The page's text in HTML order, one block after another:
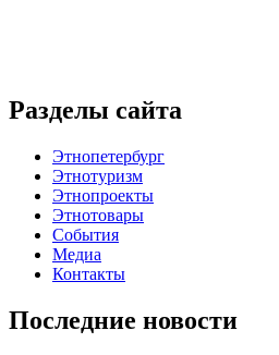
Разделы сайта
Этнопетербург
Этнотуризм
Этнопроекты
Этнотовары
События
Медиа
Контакты
Последние новости